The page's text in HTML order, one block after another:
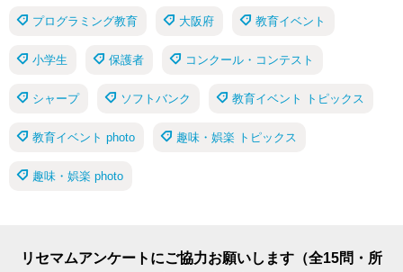
プログラミング教育 大阪府 教育イベント
小学生 保護者 コンクール・コンテスト
シャープ ソフトバンク 教育イベント トピックス
教育イベント photo 趣味・娯楽 トピックス
趣味・娯楽 photo
リセマムアンケートにご協力お願いします（全15問・所